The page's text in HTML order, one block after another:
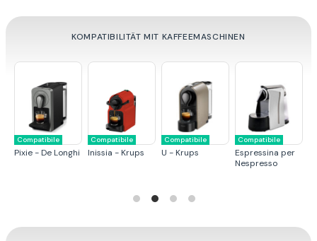
KOMPATIBILITÄT MIT KAFFEEMASCHINEN
per
Compatibile
Citiz - Krups
Compatibile
Pixie - Krups
Compatibile
Essenza - Krups U - De